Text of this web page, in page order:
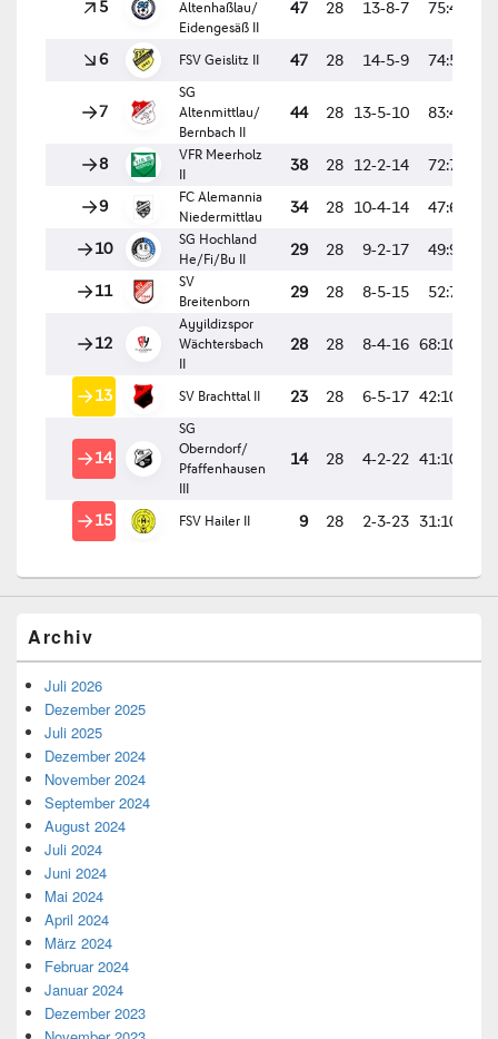
Archiv
Juli 2026
Dezember 2025
Juli 2025
Dezember 2024
November 2024
September 2024
August 2024
Juli 2024
Juni 2024
Mai 2024
April 2024
März 2024
Februar 2024
Januar 2024
Dezember 2023